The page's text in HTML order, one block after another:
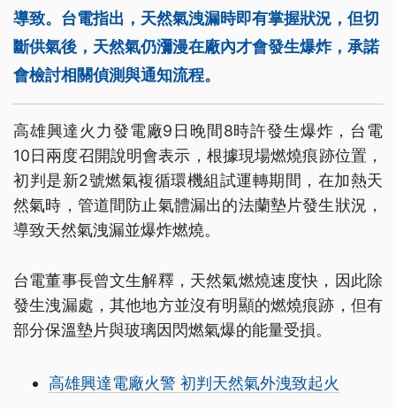
導致。台電指出，天然氣洩漏時即有掌握狀況，但切
斷供氣後，天然氣仍瀰漫在廠內才會發生爆炸，承諾
會檢討相關偵測與通知流程。
高雄興達火力發電廠9日晚間8時許發生爆炸，台電
10日兩度召開說明會表示，根據現場燃燒痕跡位置，
初判是新2號燃氣複循環機組試運轉期間，在加熱天
然氣時，管道間防止氣體漏出的法蘭墊片發生狀況，
導致天然氣洩漏並爆炸燃燒。
台電董事長曾文生解釋，天然氣燃燒速度快，因此除
發生洩漏處，其他地方並沒有明顯的燃燒痕跡，但有
部分保溫墊片與玻璃因閃燃氣爆的能量受損。
高雄興達電廠火警 初判天然氣外洩致起火